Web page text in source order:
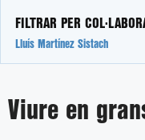
FILTRAR PER
Lluís Martínez Sistach
Viure en